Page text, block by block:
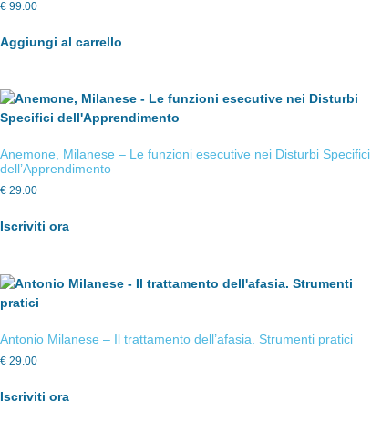
€ 99.00
Aggiungi al carrello
Anemone, Milanese – Le funzioni esecutive nei Disturbi Specifici
dell’Apprendimento
€ 29.00
Iscriviti ora
Antonio Milanese – Il trattamento dell’afasia. Strumenti pratici
€ 29.00
Iscriviti ora